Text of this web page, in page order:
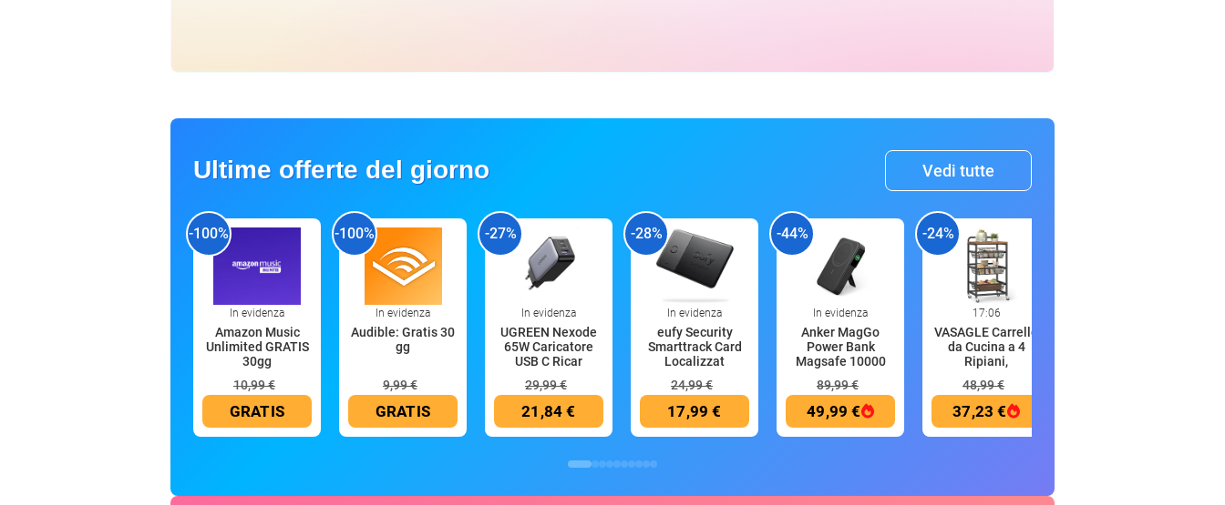
Ultime offerte del giorno Vedi tutte
-100%
In evidenza
Amazon Music
Unlimited GRATIS
30gg
10,99 €
GRATIS
-100%
In evidenza
Audible: Gratis 30
gg
9,99 €
GRATIS
-27%
In evidenza
UGREEN Nexode
65W Caricatore
USB C Ricar
29,99 €
21,84 €
-28%
In evidenza
eufy Security
Smarttrack Card
Localizzat
24,99 €
17,99 €
-44%
In evidenza
Anker MagGo
Power Bank
Magsafe 10000
89,99 €
49,99 €
-24%
17:06
VASAGLE Carrello
da Cucina a 4
Ripiani,
48,99 €
37,23 €